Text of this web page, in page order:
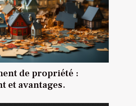
de propriété :
et avantages.